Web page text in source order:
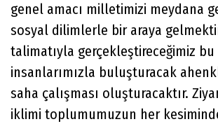
genel amacı milletimizi meydana
sosyal dilimlerle bir araya
talimatıyla gerçekleştireceğimiz bu
insanlarımızla buluşturacak
saha çalışması oluşturacaktır.
iklimi toplumumuzun her